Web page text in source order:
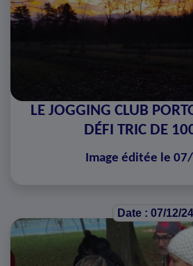
LE JOGGING CLUB
DÉFI TRIC DE
Image éditée le
Date : 07/12/24